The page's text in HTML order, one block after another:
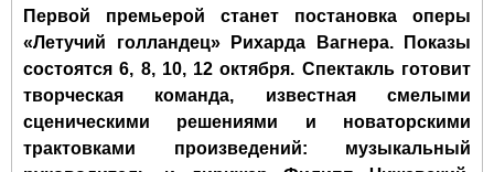
Первой премьерой станет постановка оперы
«Летучий голландец» Рихарда Вагнера. Показы
состоятся 6, 8, 10, 12 октября. Спектакль готовит
творческая команда, известная смелыми
сценическими решениями и новаторскими
трактовками произведений: музыкальный